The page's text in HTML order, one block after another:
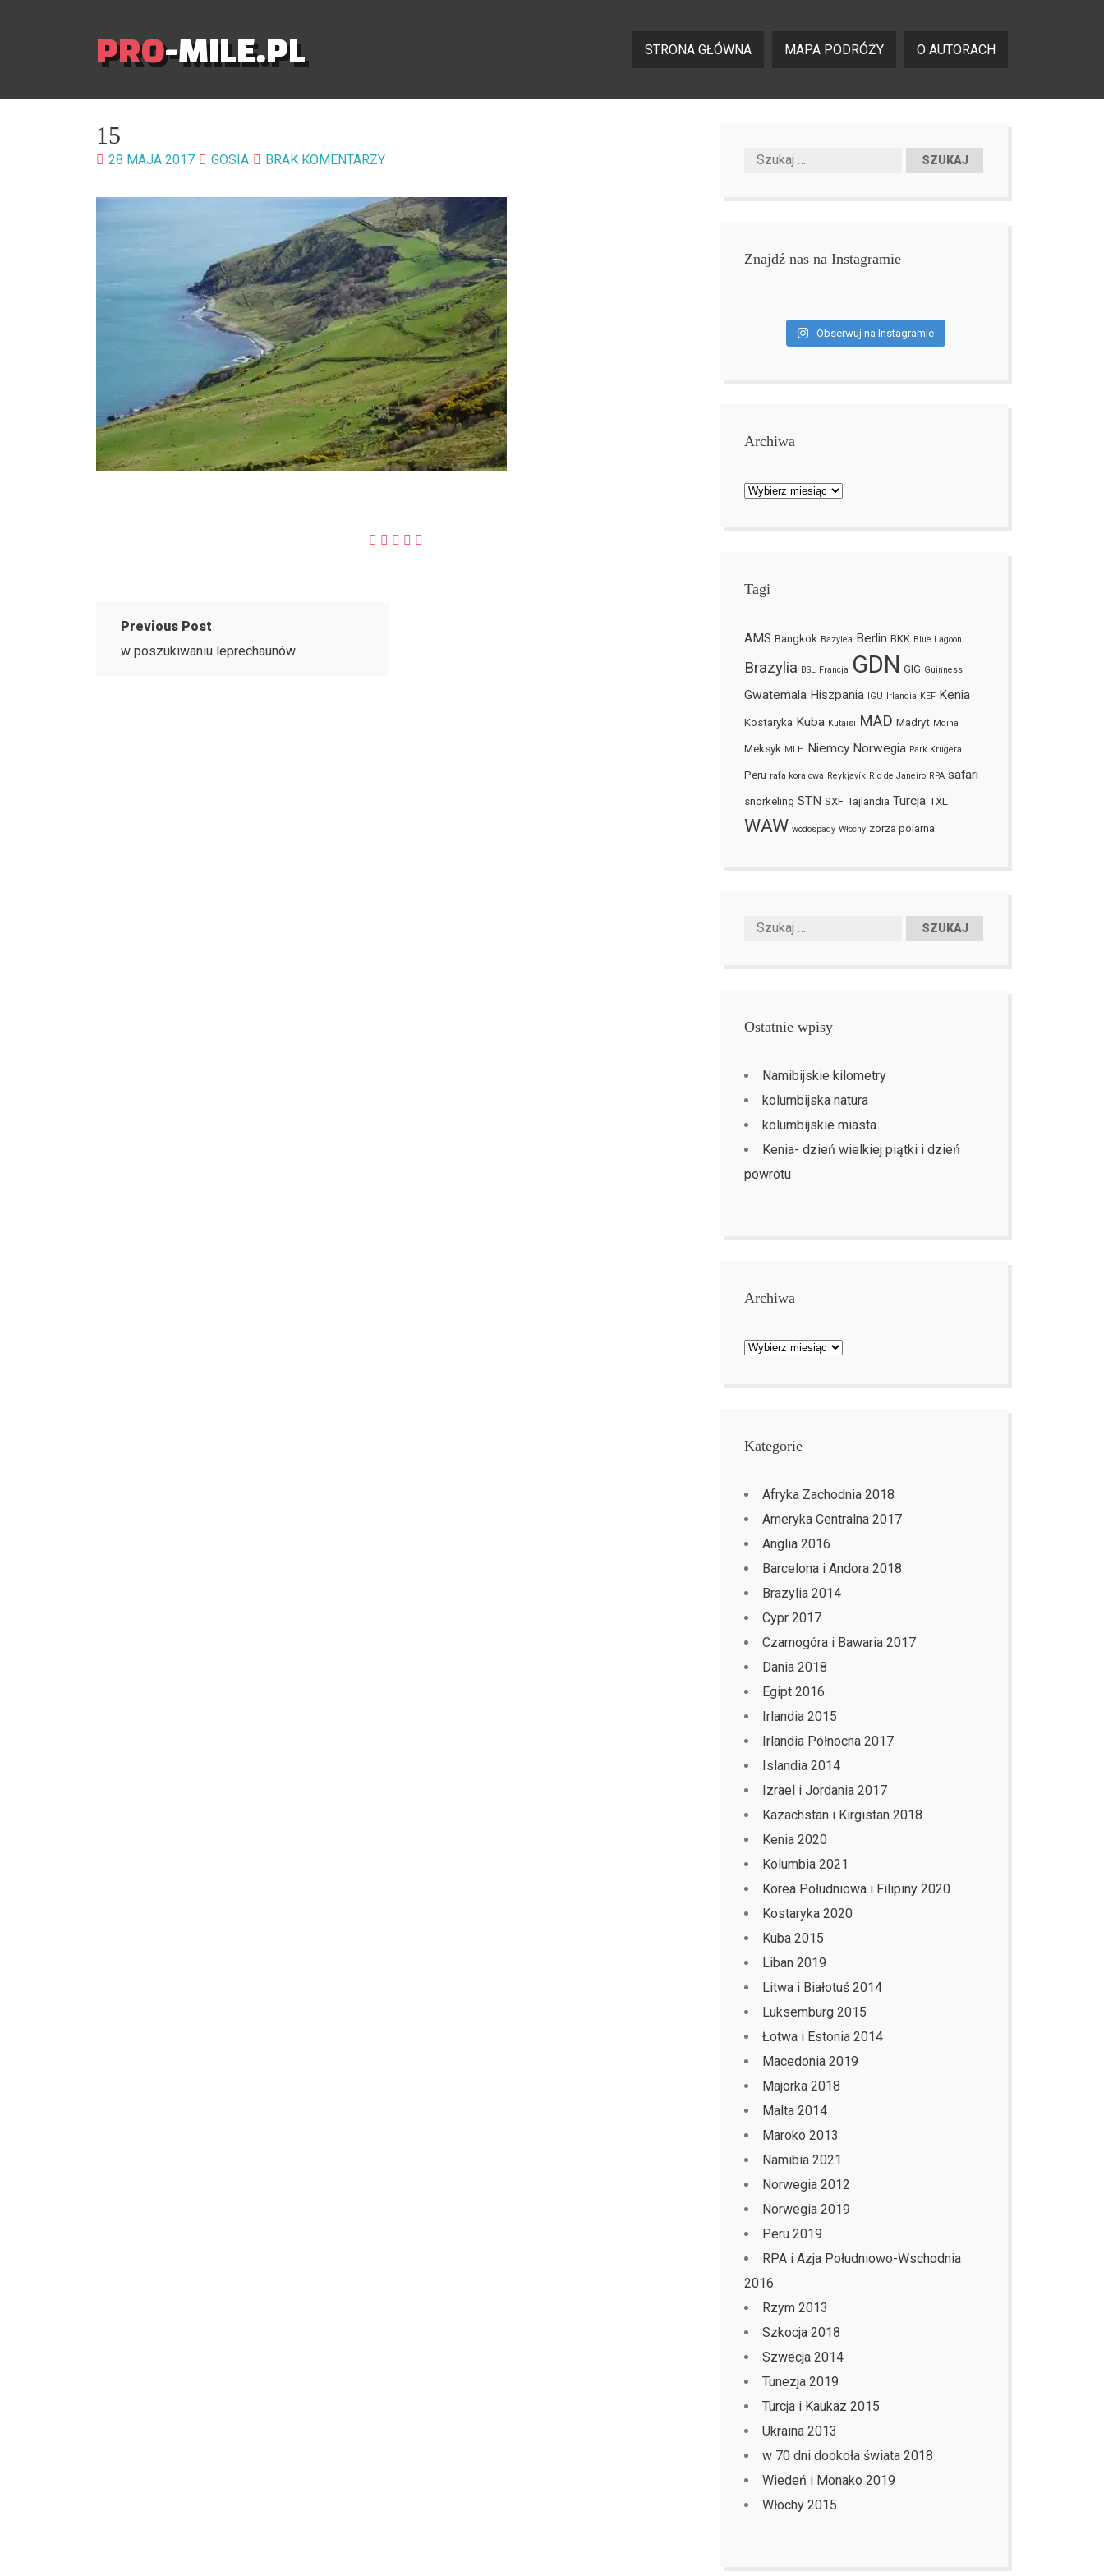
PRO-MILE.PL STRONA GŁÓWNA MAPA PODRÓŻY O AUTORACH
15
28 MAJA 2017 GOSIA BRAK KOMENTARZY
Previous Post
w poszukiwaniu leprechaunów
Znajdź nas na Instagramie
Obserwuj na Instagramie
Archiwa
Archiwa
Tagi
AMS Bangkok Bazylea Berlin BKK Blue Lagoon
Brazylia BSL Francja GDN GIG Guinness
Gwatemala Hiszpania IGU Irlandia KEF Kenia
Kostaryka Kuba Kutaisi MAD Madryt Mdina
Meksyk MLH Niemcy Norwegia Park Krugera
Peru rafa koralowa Reykjavík Rio de Janeiro RPA safari
snorkeling STN SXF Tajlandia Turcja TXL
WAW wodospady Włochy zorza polarna
Ostatnie wpisy
Namibijskie kilometry
kolumbijska natura
kolumbijskie miasta
Kenia- dzień wielkiej piątki i dzień
powrotu
Archiwa
Archiwa
Kategorie
Afryka Zachodnia 2018
Ameryka Centralna 2017
Anglia 2016
Barcelona i Andora 2018
Brazylia 2014
Cypr 2017
Czarnogóra i Bawaria 2017
Dania 2018
Egipt 2016
Irlandia 2015
Irlandia Północna 2017
Islandia 2014
Izrael i Jordania 2017
Kazachstan i Kirgistan 2018
Kenia 2020
Kolumbia 2021
Korea Południowa i Filipiny 2020
Kostaryka 2020
Kuba 2015
Liban 2019
Litwa i Białotuś 2014
Luksemburg 2015
Łotwa i Estonia 2014
Macedonia 2019
Majorka 2018
Malta 2014
Maroko 2013
Namibia 2021
Norwegia 2012
Norwegia 2019
Peru 2019
RPA i Azja Południowo-Wschodnia
2016
Rzym 2013
Szkocja 2018
Szwecja 2014
Tunezja 2019
Turcja i Kaukaz 2015
Ukraina 2013
w 70 dni dookoła świata 2018
Wiedeń i Monako 2019
Włochy 2015